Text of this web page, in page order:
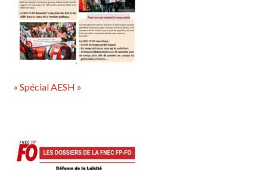
« Spécial AESH »